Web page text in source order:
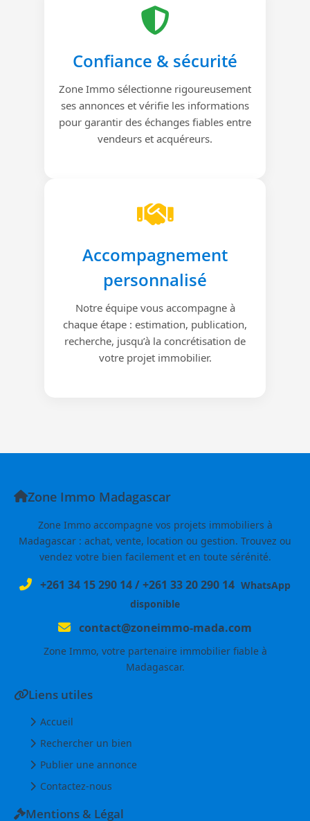
Confiance & sécurité
Zone Immo sélectionne rigoureusement
ses annonces et vérifie les informations
pour garantir des échanges fiables entre
vendeurs et acquéreurs.
Accompagnement
personnalisé
Notre équipe vous accompagne à
chaque étape : estimation, publication,
recherche, jusqu’à la concrétisation de
votre projet immobilier.
Zone Immo Madagascar
Zone Immo accompagne vos projets immobiliers à
Madagascar : achat, vente, location ou gestion. Trouvez ou
vendez votre bien facilement et en toute sérénité.
+261 34 15 290 14/+261 33 20 290 14 WhatsApp
disponible
contact@zoneimmo-mada.com
Zone Immo, votre partenaire immobilier fiable à
Madagascar.
Liens utiles
Accueil
Rechercher un bien
Publier une annonce
Contactez-nous
Mentions & Légal